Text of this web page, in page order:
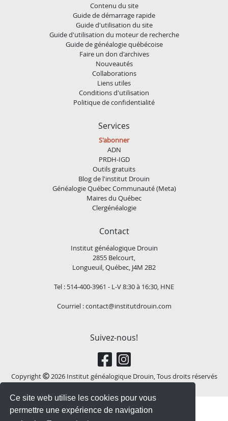
Ce site web utilise les cookies pour vous
permettre une expérience de navigation
Contenu du site
Guide de démarrage rapide
Guide d'utilisation du site
Guide d'utilisation du moteur de recherche
Guide de généalogie québécoise
Faire un don d'archives
Nouveautés
Collaborations
Liens utiles
Conditions d'utilisation
Politique de confidentialité
Services
S'abonner
ADN
PRDH-IGD
Outils gratuits
Blog de l'institut Drouin
Généalogie Québec Communauté (Meta)
Maires du Québec
Clergénéalogie
Contact
Institut généalogique Drouin
2855 Belcourt,
Longueuil, Québec, J4M 2B2
Tel : 514-400-3961 - L-V 8:30 à 16:30, HNE
Courriel :contact@institutdrouin.com
Suivez-nous!
Copyright 2026 Institut généalogique Drouin, Tous droits réservés